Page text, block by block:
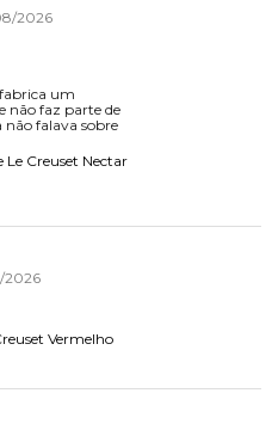
2026
um
não faz parte de
falava sobre
Creuset Nectar
Vermelho